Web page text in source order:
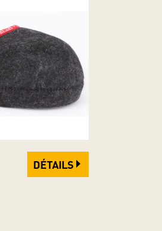
DÉTAILS